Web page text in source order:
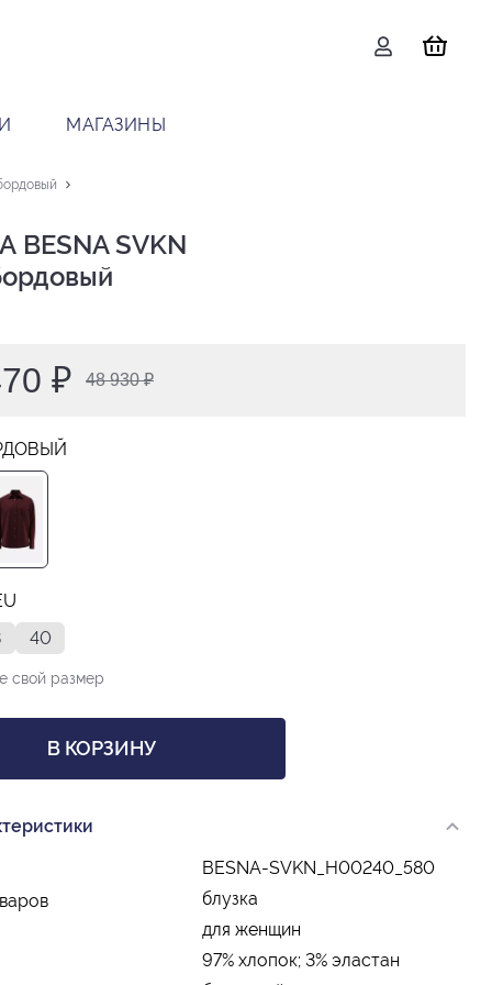
МАГАЗИНЫ
BESNA SVKN
₽ 48 930 ₽
40
свой размер
В КОРЗИНУ
BESNA-SVKN_H00240_580
блузка
для женщин
97% хлопок; 3% эластан